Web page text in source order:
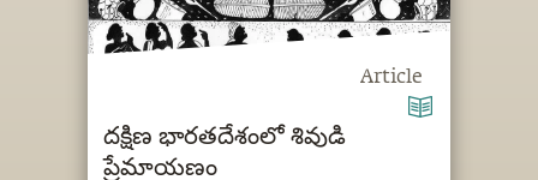
Article
దక్షిణ భారతదేశంలో శివుడి
ప్రేమాయణం